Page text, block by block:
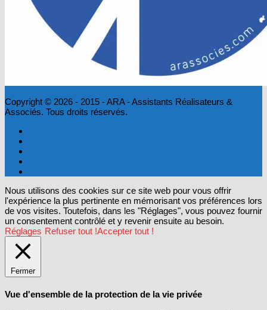
Copyright © 2026 - 2015 - ARA - Assistants Réalisateurs &
Associés. Tous droits réservés.
Nous utilisons des cookies sur ce site web pour vous offrir
l'expérience la plus pertinente en mémorisant vos préférences lors
de vos visites. Toutefois, dans les "Réglages", vous pouvez fournir
un consentement contrôlé et y revenir ensuite au besoin.
Réglages Refuser tout !Accepter tout !
Fermer
Vue d'ensemble de la protection de la vie privée